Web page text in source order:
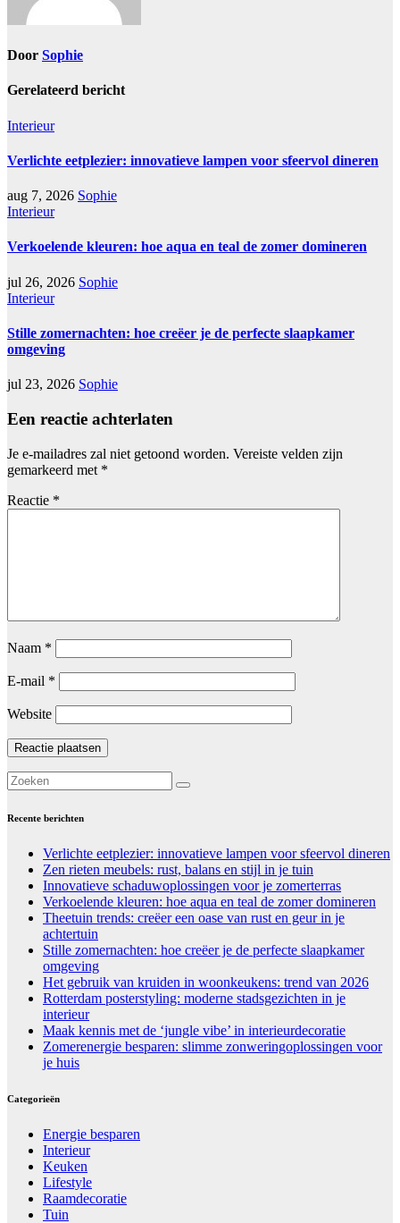
Door Sophie
Gerelateerd bericht
Interieur
Verlichte eetplezier: innovatieve lampen voor sfeervol dineren
aug 7, 2026 Sophie
Interieur
Verkoelende kleuren: hoe aqua en teal de zomer domineren
jul 26, 2026 Sophie
Interieur
Stille zomernachten: hoe creëer je de perfecte slaapkamer
omgeving
jul 23, 2026 Sophie
Een reactie achterlaten
Je e-mailadres zal niet getoond worden. Vereiste velden zijn
gemarkeerd met *
Reactie *
Naam *
E-mail *
Website
Recente berichten
Verlichte eetplezier: innovatieve lampen voor sfeervol dineren
Zen rieten meubels: rust, balans en stijl in je tuin
Innovatieve schaduwoplossingen voor je zomerterras
Verkoelende kleuren: hoe aqua en teal de zomer domineren
Theetuin trends: creëer een oase van rust en geur in je
achtertuin
Stille zomernachten: hoe creëer je de perfecte slaapkamer
omgeving
Het gebruik van kruiden in woonkeukens: trend van 2026
Rotterdam posterstyling: moderne stadsgezichten in je
interieur
Maak kennis met de ‘jungle vibe’ in interieurdecoratie
Zomerenergie besparen: slimme zonweringoplossingen voor
je huis
Categorieën
Energie besparen
Interieur
Keuken
Lifestyle
Raamdecoratie
Tuin